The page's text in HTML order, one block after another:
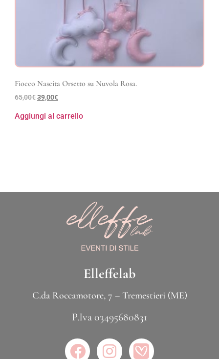
Fiocco Nascita Orsetto su Nuvola Rosa.
65,00€39,00€
Aggiungi al carrello
Elleffelab
C.da Roccamotore, 7 – Tremestieri (ME)
P.Iva 03495680831